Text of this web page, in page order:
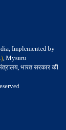
Implemented by
, Mysuru
मंत्रालय, भारत सरकार की